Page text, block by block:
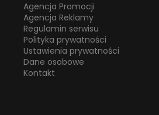
Agencja Promocji
Agencja Reklamy
Regulamin serwisu
Polityka prywatności
Ustawienia prywatności
Dane osobowe
Kontakt